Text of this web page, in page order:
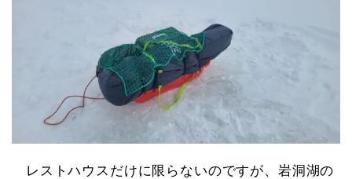
レストハウスだけに限らないのですが、岩洞湖の